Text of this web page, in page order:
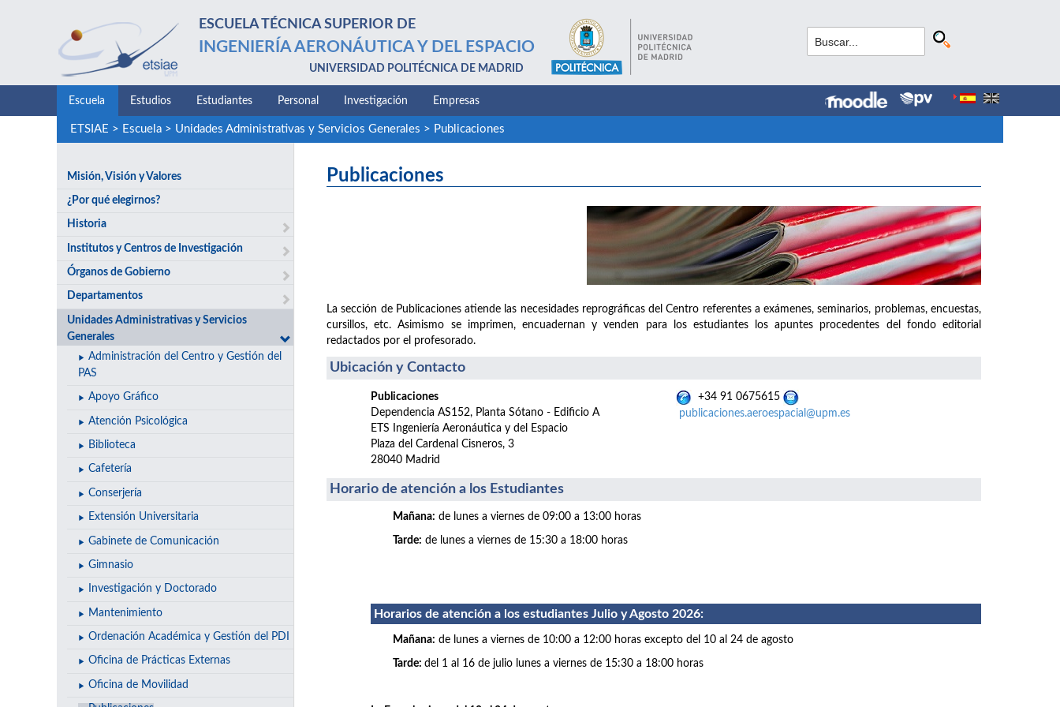
ESCUELA TÉCNICA SUPERIOR DE
INGENIERÍA AERONÁUTICA Y DEL ESPACIO
UNIVERSIDAD POLITÉCNICA DE MADRID
Escuela Estudios Estudiantes Personal Investigación Empresas
ETSIAE > Escuela> Unidades Administrativas y Servicios Generales > Publicaciones
Misión, Visión y Valores
¿Por qué elegirnos?
Historia
Institutos y Centros de Investigación
Órganos de Gobierno
Departamentos
Unidades Administrativas y Servicios
Generales
Administración del Centro y Gestión del
PAS
Apoyo Gráfico
Atención Psicológica
Biblioteca
Cafetería
Conserjería
Extensión Universitaria
Gabinete de Comunicación
Gimnasio
Investigación y Doctorado
Mantenimiento
Ordenación Académica y Gestión del PDI
Oficina de Prácticas Externas
Oficina de Movilidad
Publicaciones
La sección de Publicaciones atiende las necesidades reprográficas del Centro referentes a exámenes, seminarios, problemas, encuestas,
cursillos, etc. Asimismo se imprimen, encuadernan y venden para los estudiantes los apuntes procedentes del fondo editorial
redactados por el profesorado.
Ubicación y Contacto
Publicaciones
Dependencia AS152, Planta Sótano - Edificio A
ETS Ingeniería Aeronáutica y del Espacio
Plaza del Cardenal Cisneros, 3
28040 Madrid
+34 91 0675615
publicaciones.aeroespacial@upm.es
Horario de atención a los Estudiantes
Mañana: de lunes a viernes de 09:00 a 13:00 horas
Tarde: de lunes a viernes de 15:30 a 18:00 horas
Horarios de atención a los estudiantes Julio y Agosto 2026:
Mañana: de lunes a viernes de 10:00 a 12:00 horas excepto del 10 al 24 de agosto
Tarde: del 1 al 16 de julio lunes a viernes de 15:30 a 18:00 horas